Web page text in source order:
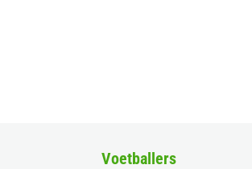
Voetballers